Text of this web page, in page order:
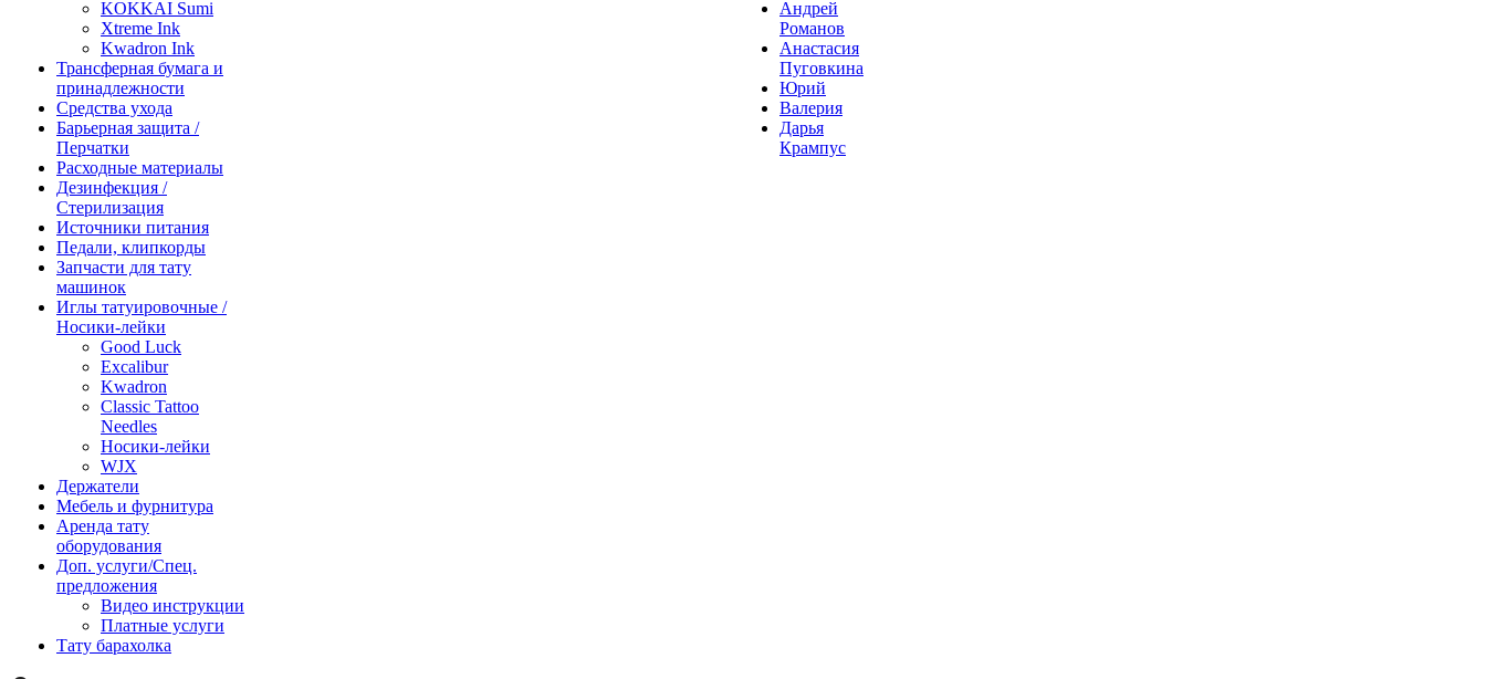
KOKKAI Sumi
Xtreme Ink
Kwadron Ink
Трансферная бумага и
принадлежности
Средства ухода
Барьерная защита /
Перчатки
Расходные материалы
Дезинфекция /
Стерилизация
Источники питания
Педали, клипкорды
Запчасти для тату
машинок
Иглы татуировочные /
Носики-лейки
Good Luck
Excalibur
Kwadron
Classic Tattoo
Needles
Носики-лейки
WJX
Держатели
Мебель и фурнитура
Аренда тату
оборудования
Доп. услуги/Спец.
предложения
Видео инструкции
Платные услуги
Тату барахолка
Андрей
Романов
Анастасия
Пуговкина
Юрий
Валерия
Дарья
Крампус